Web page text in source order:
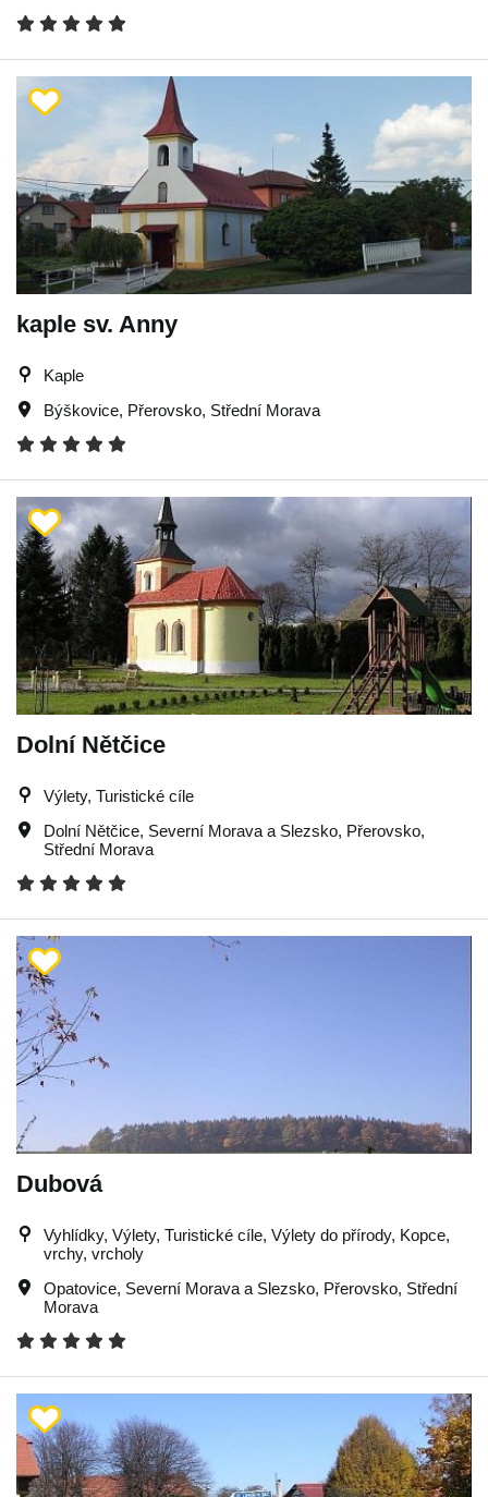
kaple sv. Anny
Kaple
Býškovice, Přerovsko, Střední Morava
Dolní Nětčice
Výlety, Turistické cíle
Dolní Nětčice, Severní Morava a Slezsko, Přerovsko,
Střední Morava
Dubová
Vyhlídky, Výlety, Turistické cíle, Výlety do přírody, Kopce,
vrchy, vrcholy
Opatovice, Severní Morava a Slezsko, Přerovsko, Střední
Morava